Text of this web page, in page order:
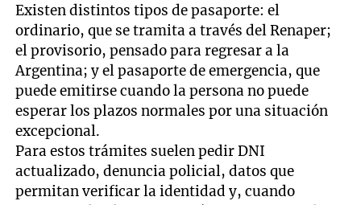
Existen distintos tipos de pasaporte: el
ordinario, que se tramita a través del Renaper;
el provisorio, pensado para regresar a la
Argentina; y el pasaporte de emergencia, que
puede emitirse cuando la persona no puede
esperar los plazos normales por una situación
excepcional.
Para estos trámites suelen pedir DNI
actualizado, denuncia policial, datos que
permitan verificar la identidad y, cuando